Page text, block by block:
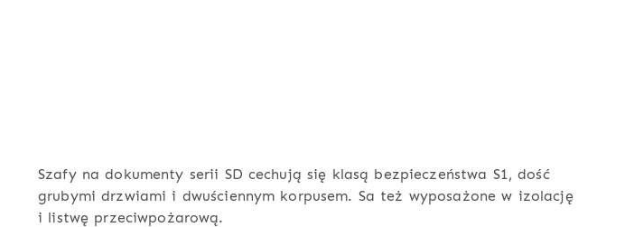
Szafy na dokumenty serii SD cechują się klasą bezpieczeństwa S1, dość
grubymi drzwiami i dwuściennym korpusem. Sa też wyposażone w izolację
i listwę przeciwpożarową.